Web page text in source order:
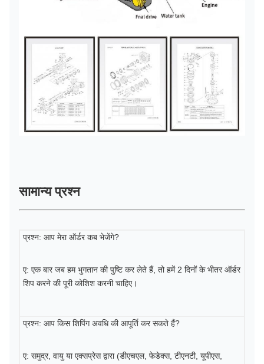
सामान्य प्रश्न
प्रश्न: आप मेरा ऑर्डर कब भेजेंगे?
ए: एक बार जब हम भुगतान की पुष्टि कर लेते हैं, तो हमें 2 दिनों के भीतर ऑर्डर
शिप करने की पूरी कोशिश करनी चाहिए।
प्रश्न: आप किस शिपिंग अवधि की आपूर्ति कर सकते हैं?
ए: समुद्र, वायु या एक्सप्रेस द्वारा (डीएचएल, फेडेक्स, टीएनटी, यूपीएस,